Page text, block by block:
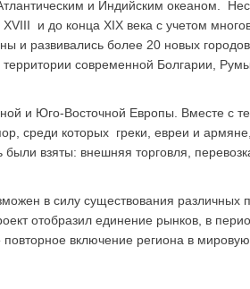
и Индийским океаном.
и до конца XIX века с учетом
и развивались более 20 новых
современной Болгарии,
и Юго-Восточной Европы. Вместе с
среди которых греки, евреи и
взяты: внешняя торговля,
в силу существования различных
отобразил единение рынков, в
включение региона в